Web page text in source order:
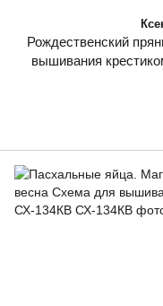
Рождественский
вышивания